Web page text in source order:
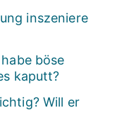
inszeniere
böse
kaputt?
Will er